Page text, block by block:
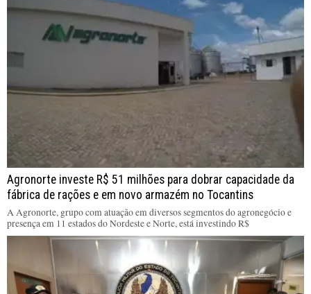
Agronorte investe R$ 51 milhões para dobrar capacidade da
fábrica de rações e em novo armazém no Tocantins
A Agronorte, grupo com atuação em diversos segmentos do agronegócio e
presença em 11 estados do Nordeste e Norte, está investindo R$